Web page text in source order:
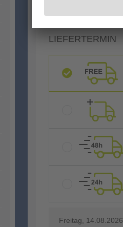
LIEFERTERMIN
Freitag, 14.08.2026